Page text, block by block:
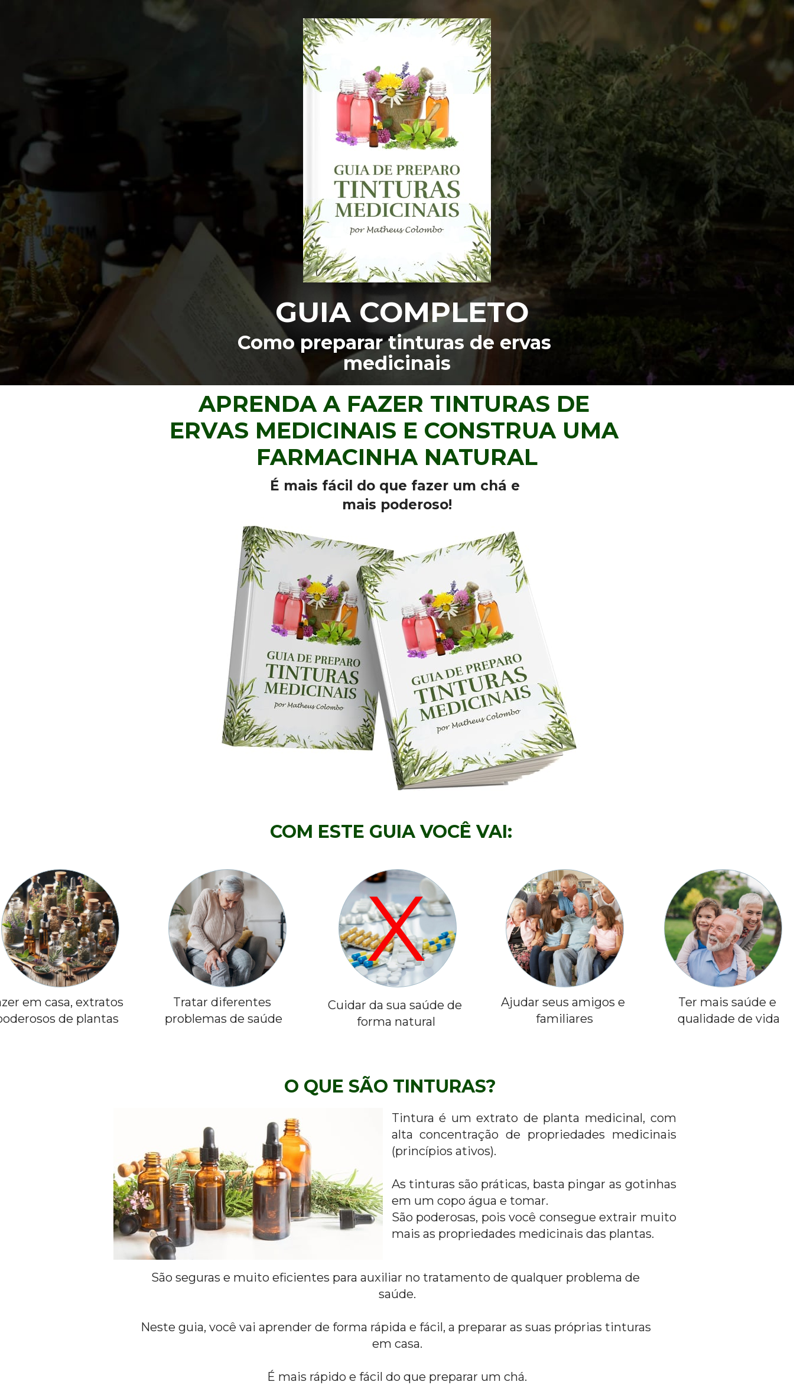
Como preparar tinturas de ervas
medicinais
GUIA COMPLETO
APRENDA A FAZER TINTURAS DE
ERVAS MEDICINAIS E CONSTRUA UMA
FARMACINHA NATURAL
É mais fácil do que fazer um chá e
mais poderoso!
COM ESTE GUIA VOCÊ VAI:
em casa, extratos
de plantas
Tratar diferentes
problemas de saúde
Cuidar da sua saúde de
forma natural
X
Ajudar seus amigos e
familiares
Ter mais saúde e
qualidade de vida
Tintura é um extrato de planta medicinal, com
alta concentração de propriedades medicinais
(princípios ativos).
As tinturas são práticas, basta pingar as gotinhas
em um copo água e tomar.
São poderosas, pois você consegue extrair muito
mais as propriedades medicinais das plantas.
O QUE SÃO TINTURAS?
São seguras e muito eficientes para auxiliar no tratamento de qualquer problema de
saúde.
Neste guia, você vai aprender de forma rápida e fácil, a preparar as suas próprias tinturas
em casa.
É mais rápido e fácil do que preparar um chá.